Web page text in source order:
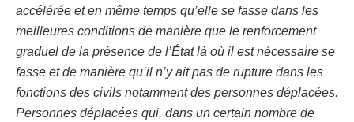
accélérée et en même temps qu’elle se fasse dans les
meilleures conditions de manière que le renforcement
graduel de la présence de l’État là où il est nécessaire se
fasse et de manière qu’il n’y ait pas de rupture dans les
fonctions des civils notamment des personnes déplacées.
Personnes déplacées qui, dans un certain nombre de